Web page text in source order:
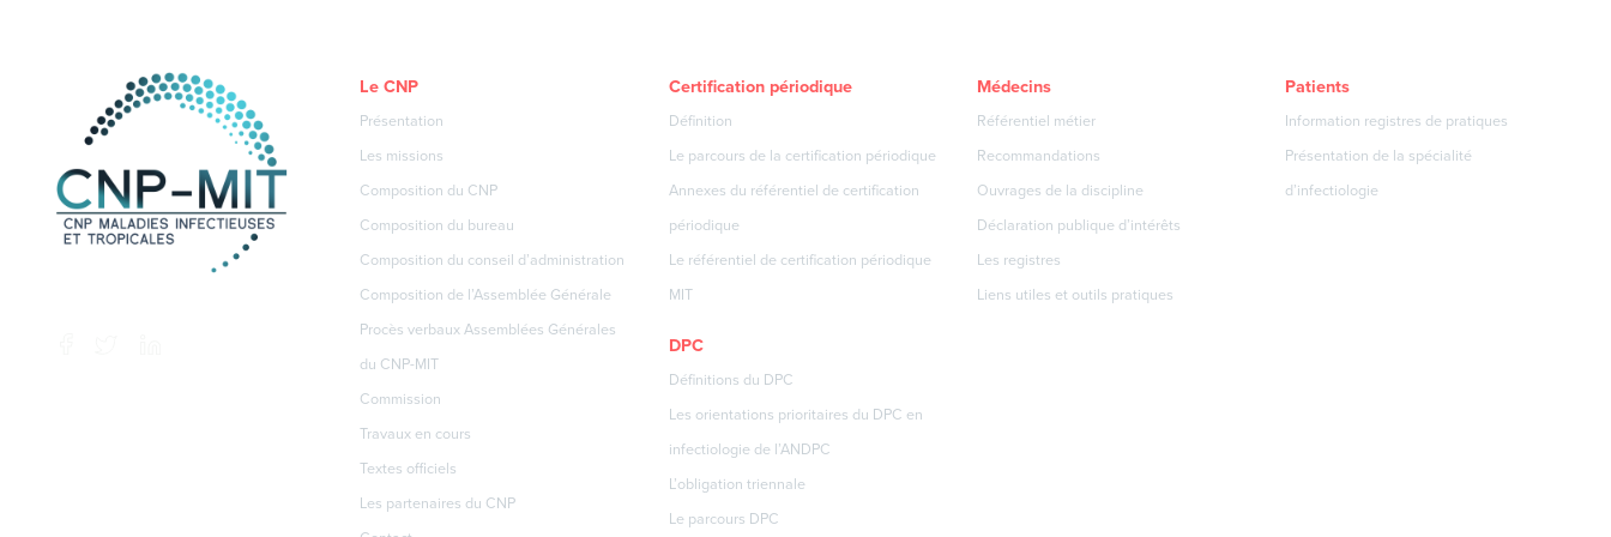
Le CNP
Présentation
Les missions
Composition du CNP
Composition du bureau
Composition du conseil d’administration
Composition de l’Assemblée Générale
Procès verbaux Assemblées Générales
du CNP-MIT
Commission
Travaux en cours
Textes officiels
Les partenaires du CNP
Certification périodique
Définition
Le parcours de la certification périodique
Annexes du référentiel de certification
périodique
Le référentiel de certification périodique
MIT
DPC
Définitions du DPC
Les orientations prioritaires du DPC en
infectiologie de l’ANDPC
L’obligation triennale
Le parcours DPC
Médecins
Référentiel métier
Recommandations
Ouvrages de la discipline
Déclaration publique d’intérêts
Les registres
Liens utiles et outils pratiques
Patients
Information registres de pratiques
Présentation de la spécialité
d’infectiologie